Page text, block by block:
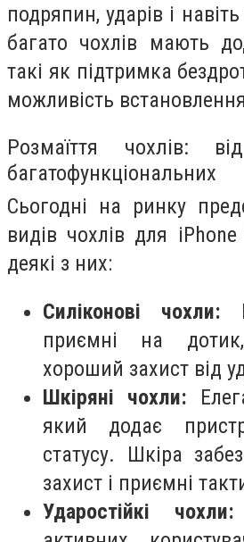
подряпин, ударів і
багато чохлів мають
такі як підтримка
можливість
Розмаїття чохлів:
багатофункціональних
Сьогодні на ринку
видів чохлів для
деякі з них:
Силіконові чохли:
приємні на
хороший захист від
Шкіряні чохли:
який додає
статусу. Шкіра
захист і приємні
Ударостійкі чохли: